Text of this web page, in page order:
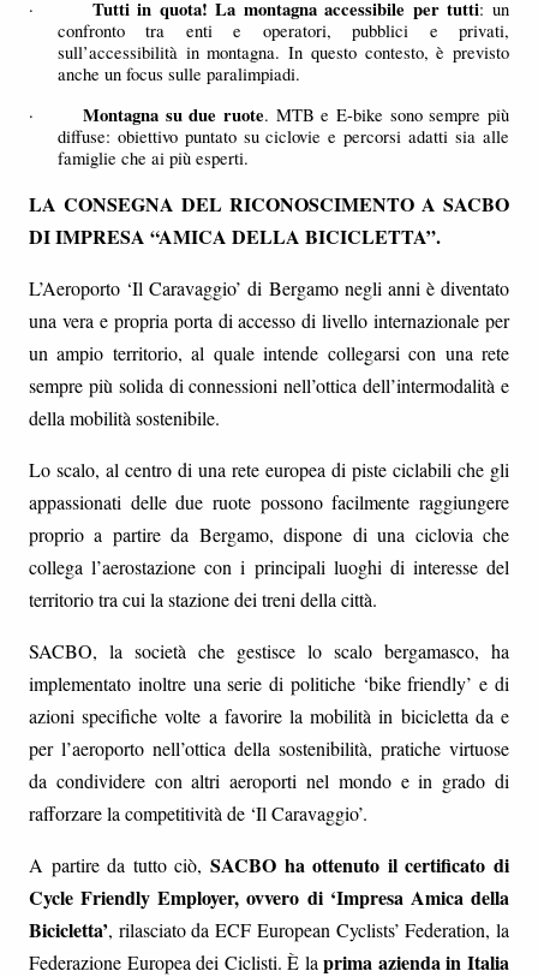
·
Tutti in quota! La montagna accessibile per tutti: un
confronto tra enti e operatori, pubblici e privati,
sull’accessibilità in montagna. In questo contesto, è previsto
anche un focus sulle paralimpiadi.
·
Montagna su due ruote. MTB e E-bike sono sempre più
diffuse: obiettivo puntato su ciclovie e percorsi adatti sia alle
famiglie che ai più esperti.
LA CONSEGNA DEL RICONOSCIMENTO A SACBO
DI IMPRESA “AMICA DELLA BICICLETTA”.
L’Aeroporto ‘Il Caravaggio’ di Bergamo negli anni è diventato
una vera e propria porta di accesso di livello internazionale per
un ampio territorio, al quale intende collegarsi con una rete
sempre più solida di connessioni nell’ottica dell’intermodalità e
della mobilità sostenibile.
Lo scalo, al centro di una rete europea di piste ciclabili che gli
appassionati delle due ruote possono facilmente raggiungere
proprio a partire da Bergamo, dispone di una ciclovia che
collega l’aerostazione con i principali luoghi di interesse del
territorio tra cui la stazione dei treni della città.
SACBO, la società che gestisce lo scalo bergamasco, ha
implementato inoltre una serie di politiche ‘bike friendly’ e di
azioni specifiche volte a favorire la mobilità in bicicletta da e
per l’aeroporto nell’ottica della sostenibilità, pratiche virtuose
da condividere con altri aeroporti nel mondo e in grado di
rafforzare la competitività de ‘Il Caravaggio’.
A partire da tutto ciò, SACBO ha ottenuto il certificato di
Cycle Friendly Employer, ovvero di ‘Impresa Amica della
Bicicletta’, rilasciato da ECF European Cyclists’ Federation, la
Federazione Europea dei Ciclisti. È laprima azienda in Italia